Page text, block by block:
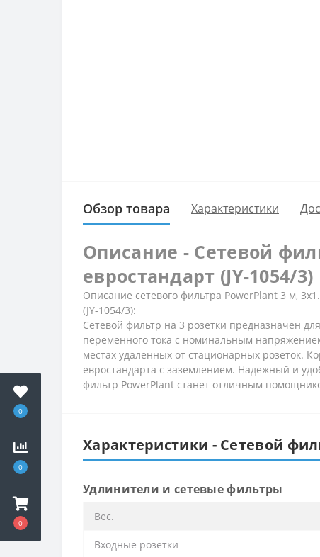
0
0
0
Обзор товара Характеристики
Описание - Сетевой
евростандарт (JY-1054/3)
Описание сетевого фильтра PowerPlant 3 м,
(JY-1054/3):
Сетевой фильтр на 3 розетки предназначен
переменного тока с номинальным
местах удаленных от стационарных розеток.
евростандарта с заземлением. Надежный и
фильтр PowerPlant станет отличным
Характеристики - Сетевой
Удлинители и сетевые фильтры
Вес.
Входные розетки